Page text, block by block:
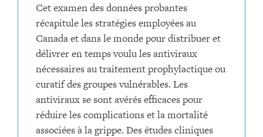
Cet examen des données probantes
récapitule les stratégies employées au
Canada et dans le monde pour distribuer et
délivrer en temps voulu les antiviraux
nécessaires au traitement prophylactique ou
curatif des groupes vulnérables. Les
antiviraux se sont avérés efficaces pour
réduire les complications et la mortalité
associées à la grippe. Des études cliniques